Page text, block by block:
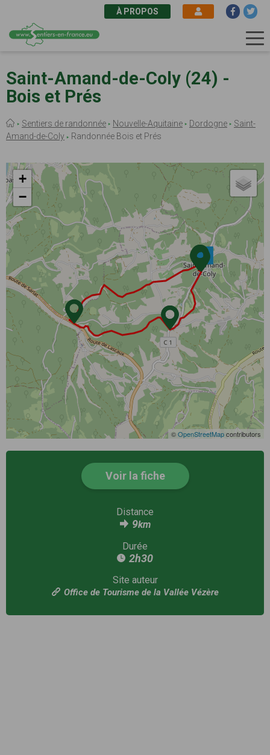
au
contenu
principal
À PROPOS
Saint-Amand-de-Coly (24) -
Bois et Prés
Fil
d'Ariane
Sentiers de randonnée Nouvelle-Aquitaine Dordogne
Saint-
Amand-de-Coly
Randonnée Bois et Prés
+
−
©OpenStreetMapcontributors
Voir la fiche
Distance
9km
Durée
2h30
Site auteur
Office de Tourisme de la Vallée Vézère